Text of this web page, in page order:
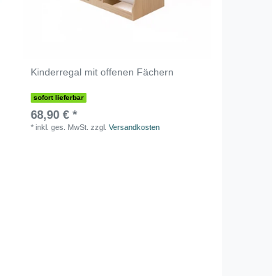
Kinderregal mit offenen Fächern
sofort lieferbar
68,90 € *
*inkl. ges. MwSt. zzgl.Versandkosten